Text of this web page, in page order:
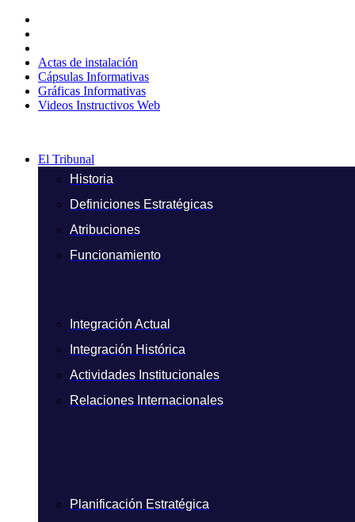
contenido
Actas de instalación
Cápsulas Informativas
Gráficas Informativas
Videos Instructivos Web
El Tribunal
Historia
Definiciones Estratégicas
Atribuciones
Funcionamiento
Integración Actual
Integración Histórica
Actividades Institucionales
Relaciones Internacionales
Planificación Estratégica